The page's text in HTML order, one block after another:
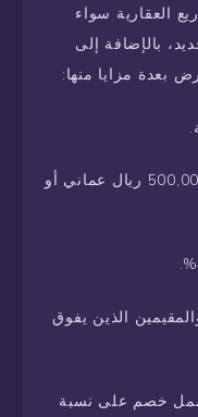
العقارية سواء
بالإضافة إلى
بعدة مزايا منها:
– مبلغ التمويل يمكن أن يصل إلى 500,000 ريال عماني أو
الذين يفوق
خصم على نسبة